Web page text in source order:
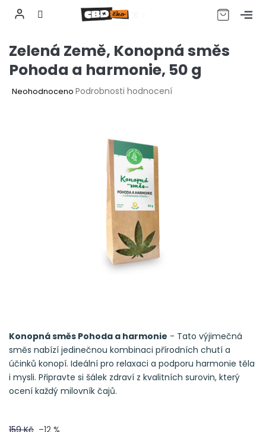
na
obsah
CZK
Zelená Země, Konopná směs
Pohoda a harmonie, 50 g
Průměrné
Neohodnoceno Podrobnosti hodnocení
159 Kč –12 %
Konopná směs Pohoda a harmonie - Tato výjimečná
směs nabízí jedinečnou kombinaci přírodních chutí a
účinků konopí. Ideální pro relaxaci a podporu harmonie těla
i mysli. Připravte si šálek zdraví z kvalitních surovin, který
ocení každý milovník čajů.